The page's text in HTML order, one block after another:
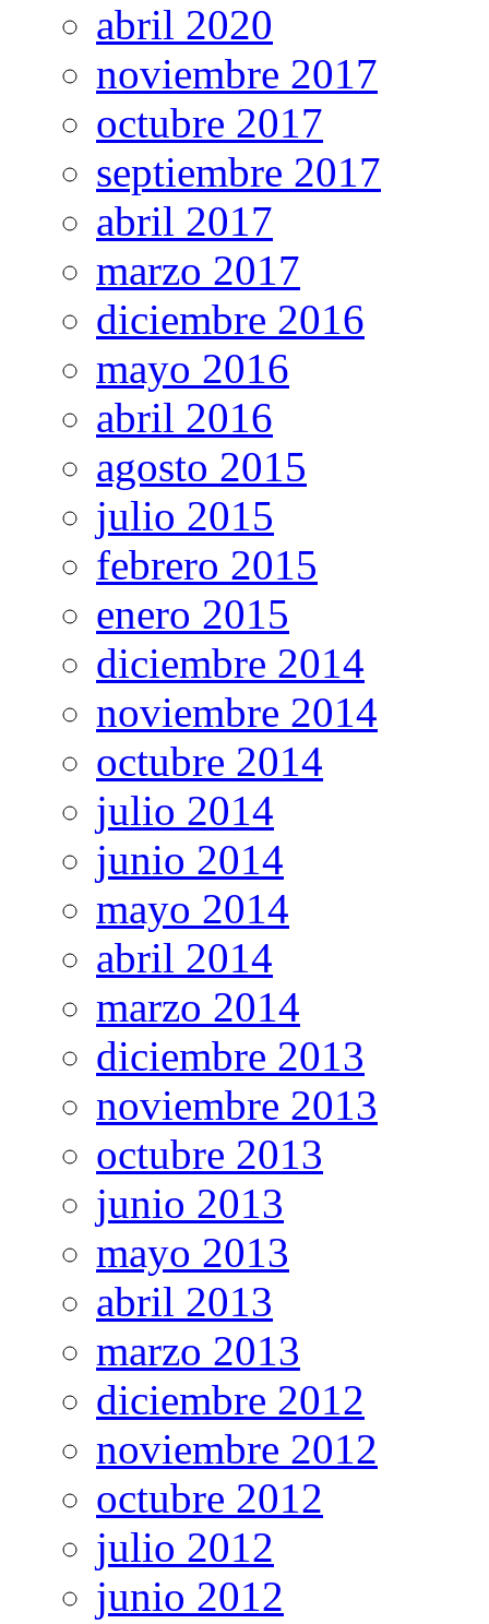
abril 2020
noviembre 2017
octubre 2017
septiembre 2017
abril 2017
marzo 2017
diciembre 2016
mayo 2016
abril 2016
agosto 2015
julio 2015
febrero 2015
enero 2015
diciembre 2014
noviembre 2014
octubre 2014
julio 2014
junio 2014
mayo 2014
abril 2014
marzo 2014
diciembre 2013
noviembre 2013
octubre 2013
junio 2013
mayo 2013
abril 2013
marzo 2013
diciembre 2012
noviembre 2012
octubre 2012
julio 2012
junio 2012